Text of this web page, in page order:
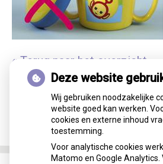
« Terug naar het overzicht
Deze website
Wij gebruiken noodzakelijke
website goed kan werken.
cookies en externe inhoud
toestemming.
Voor analytische cookies
Matomo en Google